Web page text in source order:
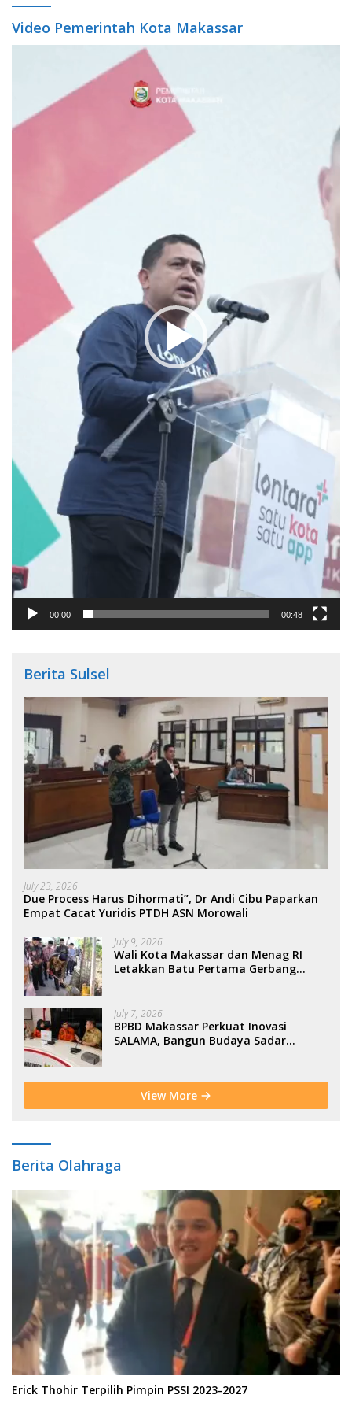
Video Pemerintah Kota Makassar
00:00 00:48
Berita Sulsel
July 23, 2026
Due Process Harus Dihormati”, Dr Andi Cibu Paparkan
Empat Cacat Yuridis PTDH ASN Morowali
July 9, 2026
Wali Kota Makassar dan Menag RI
Letakkan Batu Pertama Gerbang
July 7, 2026
BPBD Makassar Perkuat Inovasi
SALAMA, Bangun Budaya Sadar
View More
Berita Olahraga
Erick Thohir Terpilih Pimpin PSSI 2023-2027